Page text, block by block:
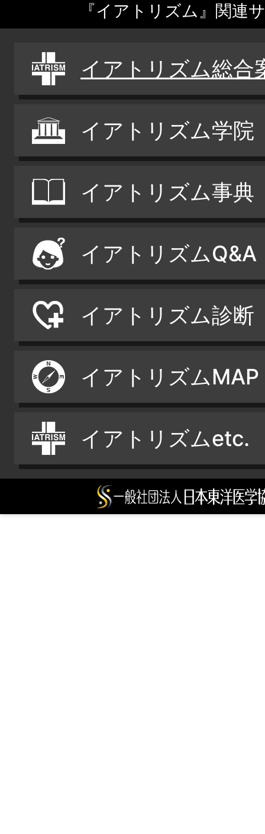
『イアトリズム』関連
イアトリズム総合
イアトリズム学院
イアトリズム事典
イアトリズムQ&A
イアトリズム診断
イアトリズムMAP
イアトリズムetc.